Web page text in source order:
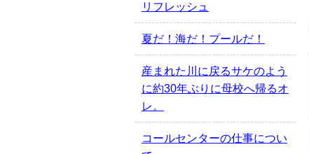
リフレッシュ
夏だ！海だ！プールだ！
産まれた川に戻るサケのよう
に約30年ぶりに母校へ帰るオ
レ。
コールセンターの仕事につい